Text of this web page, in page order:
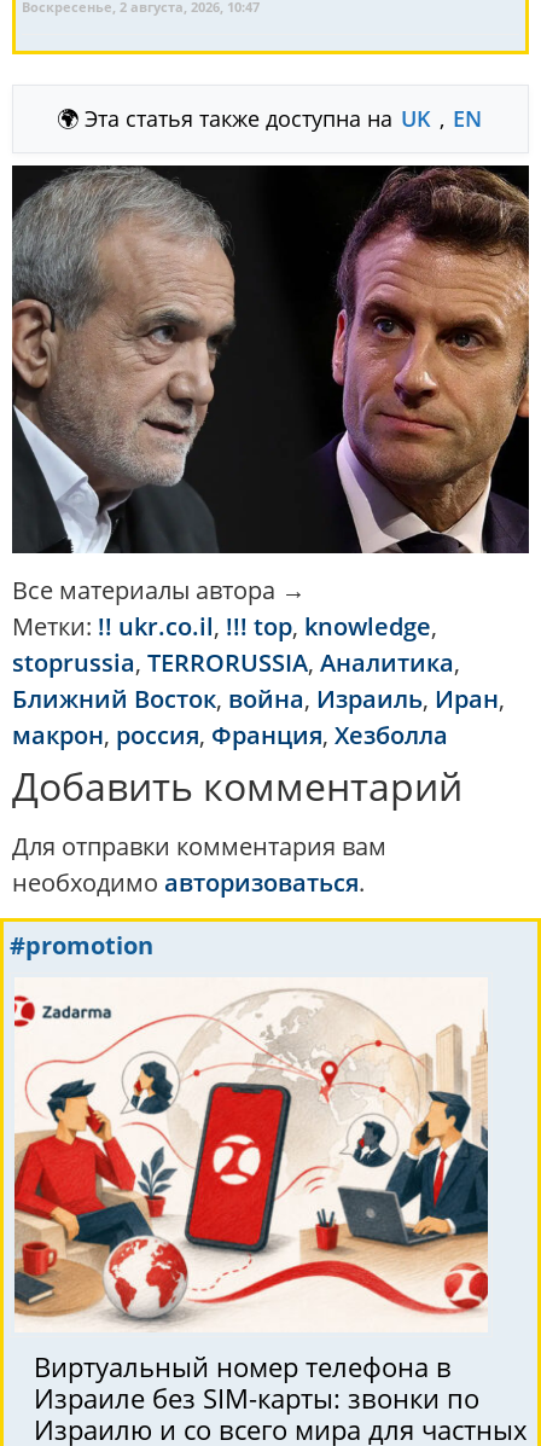
Воскресенье, 2 августа, 2026, 10:47
🌍 Эта статья также доступна на UK , EN
Все материалы автора →
Метки: !! ukr.co.il, !!! top, knowledge,
stoprussia, TERRORUSSIA, Аналитика,
Ближний Восток, война, Израиль, Иран,
макрон, россия, Франция, Хезболла
Добавить комментарий
Для отправки комментария вам
необходимо авторизоваться.
#promotion
Виртуальный номер телефона в
Израиле без SIM-карты: звонки по
Израилю и со всего мира для частных